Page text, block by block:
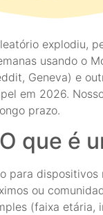
explodiu,
usando o
Geneva) e
em 2026.
prazo.
que é
para
ou
(faixa etária,